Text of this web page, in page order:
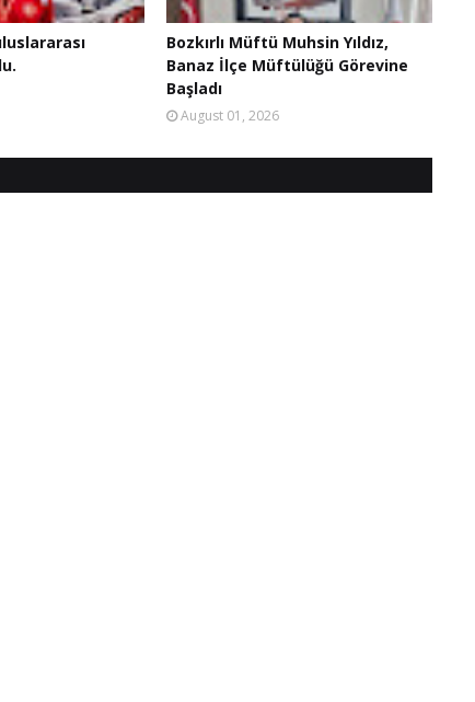
Bozkırlı Müftü Muhsin Yıldız,
Banaz İlçe Müftülüğü Görevine
Başladı
August 01, 2026